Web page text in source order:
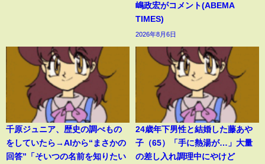
嶋政宏がコメント(ABEMA
TIMES)
2026年8月6日
千原ジュニア、歴史の調べもの
をしていたら→AIから“まさかの
回答”「そいつの名前を知りたい
24歳年下男性と結婚した藤あや
子（65）「手に熱湯が…」大量
の差し入れ調理中にやけど